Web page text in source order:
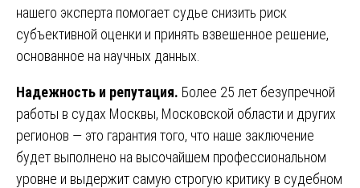
нашего эксперта помогает судье снизить риск
субъективной оценки и принять взвешенное решение,
основанное на научных данных.
Надежность и репутация. Более 25 лет безупречной
работы в судах Москвы, Московской области и других
регионов — это гарантия того, что наше заключение
будет выполнено на высочайшем профессиональном
уровне и выдержит самую строгую критику в судебном